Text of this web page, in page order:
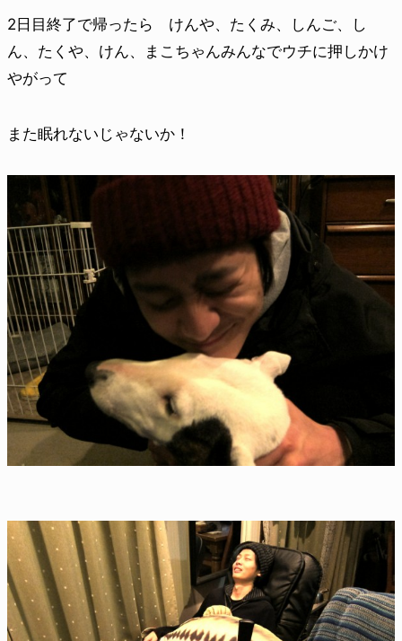
2日目終了で帰ったら けんや、たくみ、しんご、し
ん、たくや、けん、まこちゃんみんなでウチに押しかけ
やがって
また眠れないじゃないか！